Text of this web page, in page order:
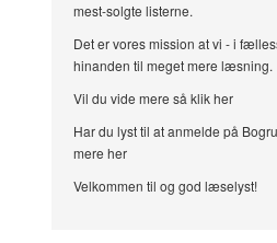
mest-solgte listerne.
Det er vores mission at vi - i
hinanden til meget mere læsning.
Vil du vide mere så klik her
Har du lyst til at anmelde på
mere her
Velkommen til og god læselyst!